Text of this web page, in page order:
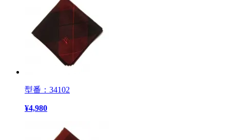
型番：34102
¥4,980